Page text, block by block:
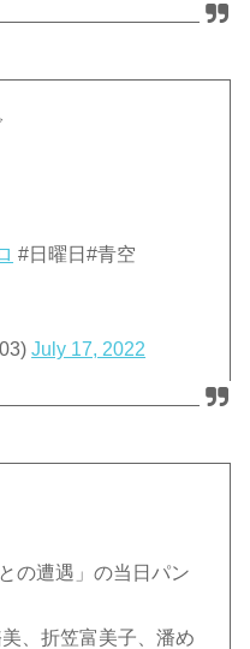
#日曜日#青空
July 17, 2022
の遭遇」の当日パン
、折笠富美子、潘め